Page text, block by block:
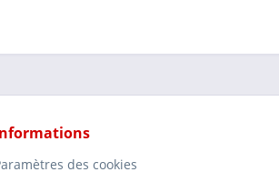
des cookies